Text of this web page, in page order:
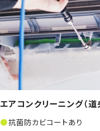
エアコンクリーニング（道
抗菌防カビコートあり